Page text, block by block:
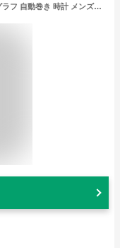
タグホイヤー カレラ ホイヤー01 クロノグラフ 自動巻き 時計 メンズ 腕時計 CAR208Z.BF0719